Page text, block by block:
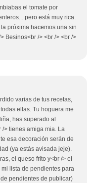
el tomate por
pero está muy rica.
próxima hacemos una sin
Besinos<br /> <br /> <br />
varias de tus recetas,
ellas. Tu hoguera me
has superado al
/> tienes amiga mia. La
esa decoración serán de
(ya estás avisada jeje).
el queso frito y<br /> el
lista de pendientes para
pendientes de publicar)